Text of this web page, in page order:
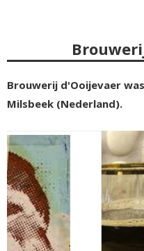
Brouwerij d'Ooijevaer
Milsbeek (Nederland).